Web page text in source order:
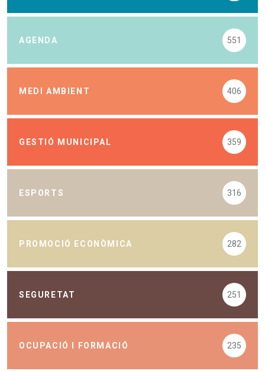
AGENDA 551
MEDI AMBIENT 406
GESTIÓ MUNICIPAL 359
ESPORTS 316
PROMOCIÓ ECONÒMICA 282
SEGURETAT 251
OCUPACIÓ I FORMACIÓ 235